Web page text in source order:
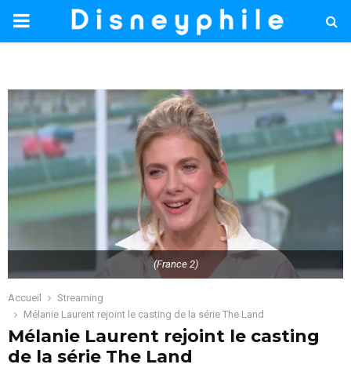
PRIMARY
(France 2)
Accueil
Streaming
Mélanie Laurent rejoint le casting de la série The Land
Mélanie Laurent rejoint le casting
de la série The Land